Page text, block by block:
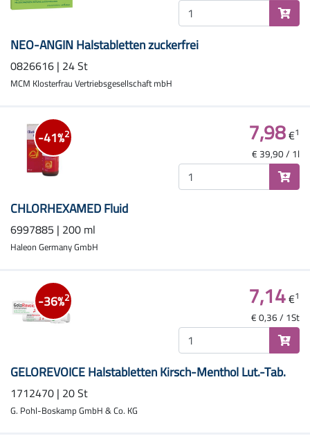
NEO-ANGIN Halstabletten zuckerfrei
0826616 | 24 St
MCM Klosterfrau Vertriebsgesellschaft mbH
-41%2
CHLORHEXAMED Fluid
6997885 | 200 ml
Haleon Germany GmbH
7,98€1
€ 39,90 / 1l
-36%2
GELOREVOICE Halstabletten Kirsch-Menthol Lut.-Tab.
1712470 | 20 St
G. Pohl-Boskamp GmbH & Co. KG
7,14€1
€ 0,36 / 1St